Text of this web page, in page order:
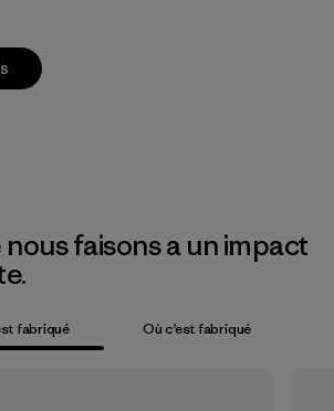
faisons a un impact
fabriqué Où c’est fabriqué